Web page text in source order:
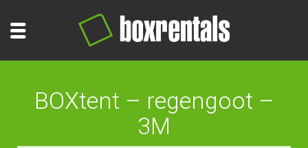
BOXtent – regengoot –
3M